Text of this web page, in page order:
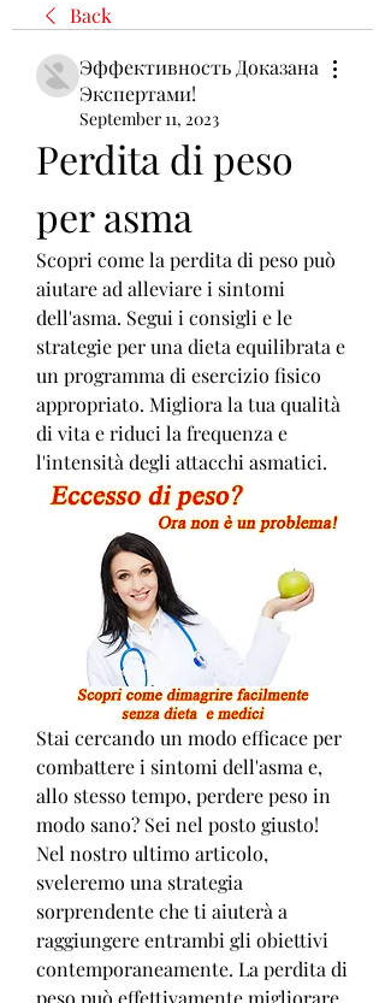
Back
Эффективность Доказана
Экспертами!
September 11, 2023
Perdita di peso
per asma
Scopri come la perdita di peso può
aiutare ad alleviare i sintomi
dell'asma. Segui i consigli e le
strategie per una dieta equilibrata e
un programma di esercizio fisico
appropriato. Migliora la tua qualità
di vita e riduci la frequenza e
l'intensità degli attacchi asmatici.
Stai cercando un modo efficace per
combattere i sintomi dell'asma e,
allo stesso tempo, perdere peso in
modo sano? Sei nel posto giusto!
Nel nostro ultimo articolo,
sveleremo una strategia
sorprendente che ti aiuterà a
raggiungere entrambi gli obiettivi
contemporaneamente. La perdita di
peso può effettivamente migliorare